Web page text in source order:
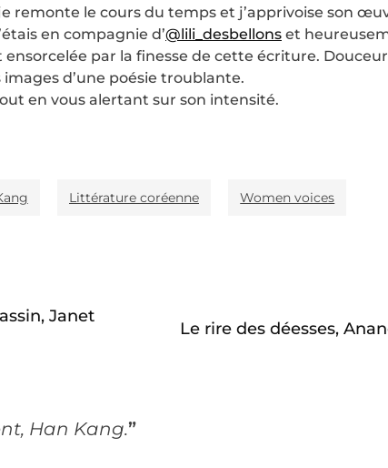
remonte le cours du temps et j’apprivoise son
en compagnie d’@lili_desbellons et
par la finesse de cette écriture.
d’une poésie troublante.
en vous alertant sur son intensité.
Littérature coréenne Women voices
Janet
Le rire des déesses,
Han Kang.”